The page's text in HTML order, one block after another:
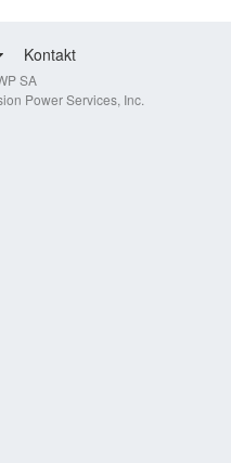
Kontakt
SA
Power Services, Inc.